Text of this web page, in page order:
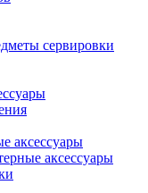
сервировки
аксессуары
аксессуары